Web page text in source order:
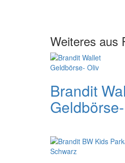
Weiteres aus
Brandit